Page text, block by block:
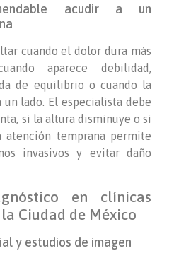
acudir a un
cuando el dolor dura más
aparece debilidad,
de equilibrio o cuando la
lado. El especialista debe
si la altura disminuye o si
atención temprana permite
invasivos y evitar daño
en clínicas
Ciudad de México
y estudios de imagen